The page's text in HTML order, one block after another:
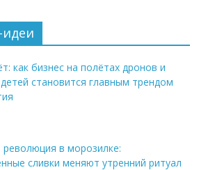
идеи
как бизнес на полётах дронов и
становится главным трендом
в морозилке:
сливки меняют утренний ритуал